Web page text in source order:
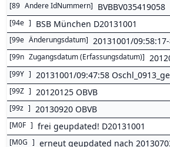
[89 Andere IdNummern] BVBBV035419058
[94e ] BSB München D20131001
[99e Änderungsdatum] 20131001/
[99n Zugangsdatum (Erfassungsdatum)]
[99Y ] 20131001/09:47:58
[99Z ] 20120125 OBVB
[99z ] 20130920 OBVB
[M0F ] frei geupdated! D20131001
[M0G ] erneut geupdated nach